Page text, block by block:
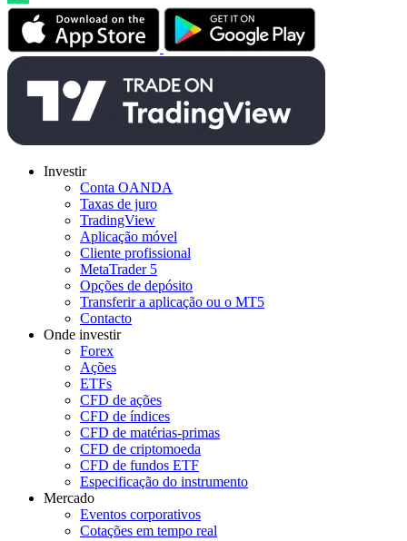
Investir
Conta OANDA
Taxas de juro
TradingView
Aplicação móvel
Cliente profissional
MetaTrader 5
Opções de depósito
Transferir a aplicação ou o MT5
Contacto
Onde investir
Forex
Ações
ETFs
CFD de ações
CFD de índices
CFD de matérias-primas
CFD de criptomoeda
CFD de fundos ETF
Especificação do instrumento
Mercado
Eventos corporativos
Cotações em tempo real